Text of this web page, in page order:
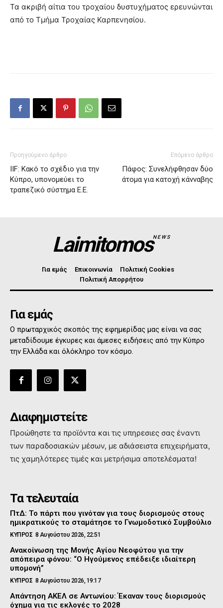
Τα ακριβή αίτια του τροχαίου δυστυχήματος ερευνώνται
από το Τμήμα Τροχαίας Καρπενησίου.
Προηγούμενο άρθρο
IIF: Κακό το σχέδιο για την
Κύπρο, υπονομεύει το
τραπεζικό σύστημα Ε.Ε.
Επόμενο άρθρο
Πάφος: Συνελήφθησαν δύο
άτομα για κατοχή κάνναβης
LaimitomosNEWS
Για εμάς Επικοινωνία
Πολιτική Cookies
Πολιτική Απορρήτου
Για εμάς
Ο πρωταρχικός σκοπός της εφημερίδας μας είναι να σας
μεταδίδουμε έγκυρες και άμεσες ειδήσεις από την Κύπρο
την Ελλάδα και όλόκληρο τον κόσμο.
Διαφημιστείτε
Προώθηστε τα προϊόντα και τις υπηρεσιες σας έναντι
των παραδοσιακών μέσων, με αδιάσειστα επιχειρήματα,
τις χαμηλότερες τιμές και μετρήσιμα αποτελέσματα!
Τα τελευταία
ΠτΔ: Το πάρτι που γινόταν για τους διορισμούς στους
ημικρατικούς το σταμάτησε το Γνωμοδοτικό Συμβούλιο
ΚΥΠΡΟΣ 8 Αυγούστου 2026, 22:51
Ανακοίνωση της Μονής Αγίου Νεοφύτου για την
απόπειρα φόνου: “Ο Ηγούμενος επέδειξε ιδιαίτερη
υπομονή”
ΚΥΠΡΟΣ 8 Αυγούστου 2026, 19:17
Απάντηση ΑΚΕΛ σε Αντωνίου: Έκαναν τους διορισμούς
όχημα για τις εκλογές το 2028